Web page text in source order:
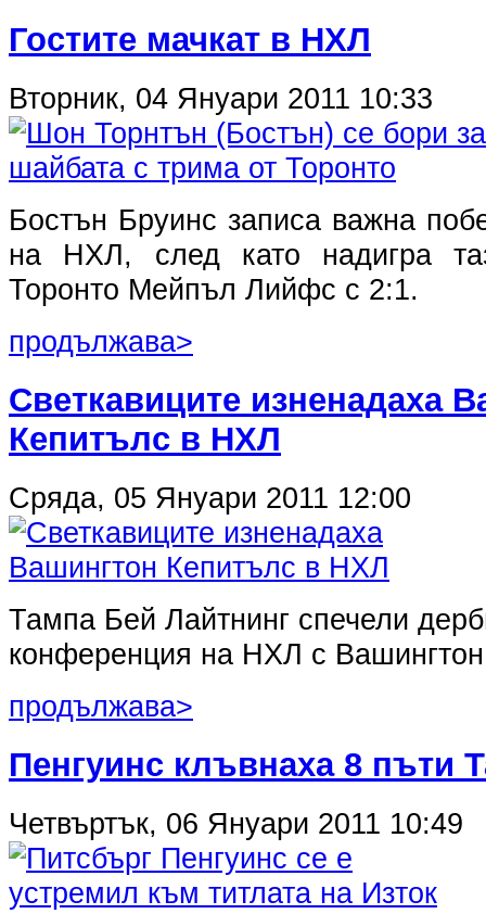
Гостите мачкат в НХЛ
Вторник, 04 Януари 2011 10:33
Бостън Бруинс записа важна
на НХЛ, след като надигра
Торонто Мейпъл Лийфс с 2:1.
продължава>
Светкавиците изненадаха
Кепитълс в НХЛ
Сряда, 05 Януари 2011 12:00
Тампа Бей Лайтнинг спечели
конференция на НХЛ с
продължава>
Пенгуинс клъвнаха 8 пъти
Четвъртък, 06 Януари 2011 10:49